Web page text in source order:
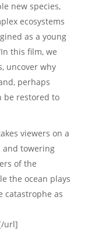
new species,
ecosystems
as a young
this film, we
uncover why
perhaps
be restored to
viewers on a
and towering
of the
the ocean plays
catastrophe as
url]